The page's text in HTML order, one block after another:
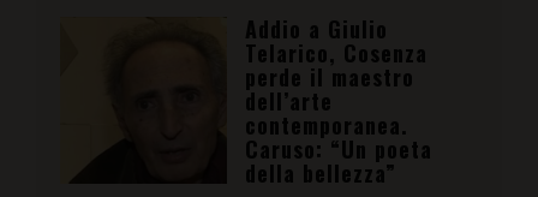
Addio a Giulio
Telarico, Cosenza
perde il maestro
dell’arte
contemporanea.
Caruso: “Un poeta
della bellezza”